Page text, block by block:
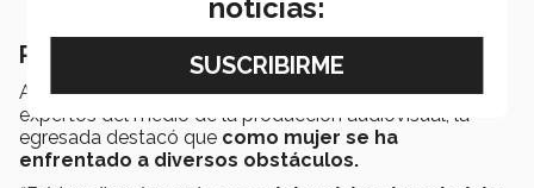
Retos
A través de sus experiencias y conversaciones con
expertos del medio de la producción audiovisual, la
egresada destacó que como mujer se ha
enfrentado a diversos obstáculos.
noticias: